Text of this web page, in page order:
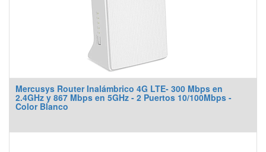
Mercusys Router Inalámbrico 4G LTE- 300 Mbps en
2.4GHz y 867 Mbps en 5GHz - 2 Puertos 10/100Mbps -
Color Blanco